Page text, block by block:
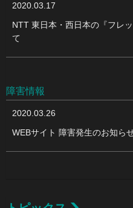
2020.03.17
NTT 東日本・西日本の『フレ
て
障害情報
2020.03.26
WEBサイト 障害発生のお知ら